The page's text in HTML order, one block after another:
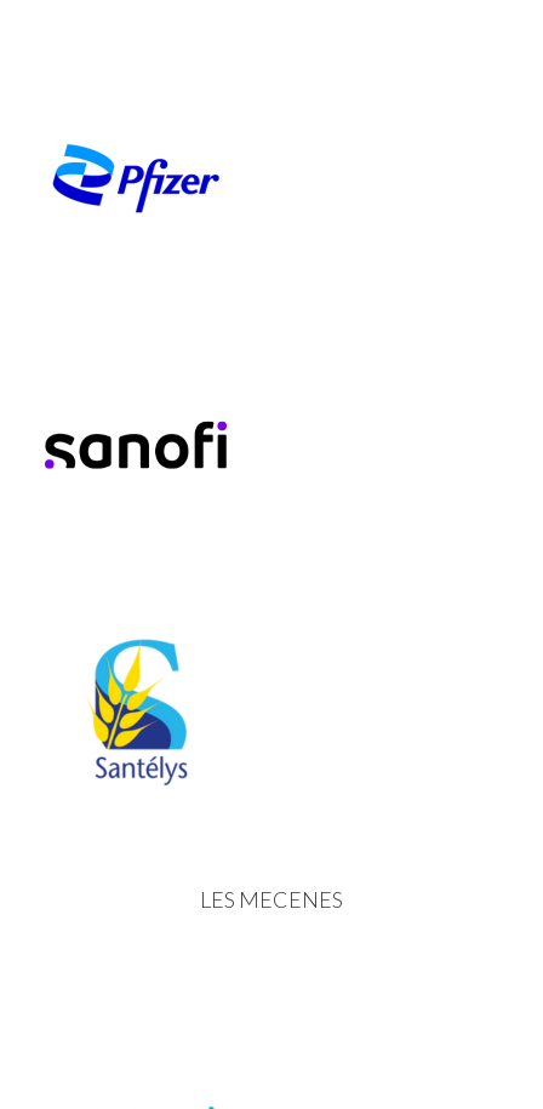
LES MECENES